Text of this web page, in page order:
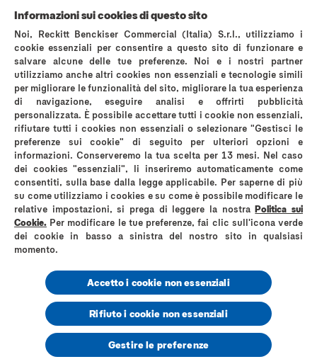
per eventuali controlli) dovrà riportare,
come date di emissione, date comprese nella
durata dell’iniziativa. A titolo di esempio non
saranno accettate conferme d’ordine o di
spedizione che riportino date antecedenti
all’inizio dell’attività.
Nel caso di acquisti online la Società
Promotrice si riserva di verificare che
l’acquisto sia andato a buon fine e che i
prodotti non siano stati resi. In caso di dubbi
la Società si riserva il diritto effettuare
ulteriori verifiche.
La Società Promotrice si riserva il diritto di
documentazione: Documento
d’Acquisto/Scontrino integro ed originale
oppure copia della fattura/ricevuta, codici a
barre (EAN) dei prodotti acquistati ritagliati
dalla confezione (oppure fotocopiati se non
Informazioni sui cookies di questo sito
Noi, Reckitt Benckiser Commercial (Italia) S.r.l., utilizziamo i
cookie essenziali per consentire a questo sito di funzionare e
salvare alcune delle tue preferenze. Noi e i nostri partner
utilizziamo anche altri cookies non essenziali e tecnologie simili
per migliorare le funzionalità del sito, migliorare la tua esperienza
di navigazione, eseguire analisi e offrirti pubblicità
personalizzata. È possibile accettare tutti i cookie non essenziali,
rifiutare tutti i cookies non essenziali o selezionare "Gestisci le
preferenze sui cookie" di seguito per ulteriori opzioni e
informazioni. Conserveremo la tua scelta per 13 mesi. Nel caso
dei cookies "essenziali", li inseriremo automaticamente come
consentiti, sulla base dalla legge applicabile. Per saperne di più
su come utilizziamo i cookies e su come è possibile modificare le
relative impostazioni, si prega di leggere la nostraPolitica sui
Cookie. Per modificare le tue preferenze, fai clic sull'icona verde
dei cookie in basso a sinistra del nostro sito in qualsiasi
momento.
Accetto i cookie non essenziali
Rifiuto i cookie non essenziali
Gestire le preferenze